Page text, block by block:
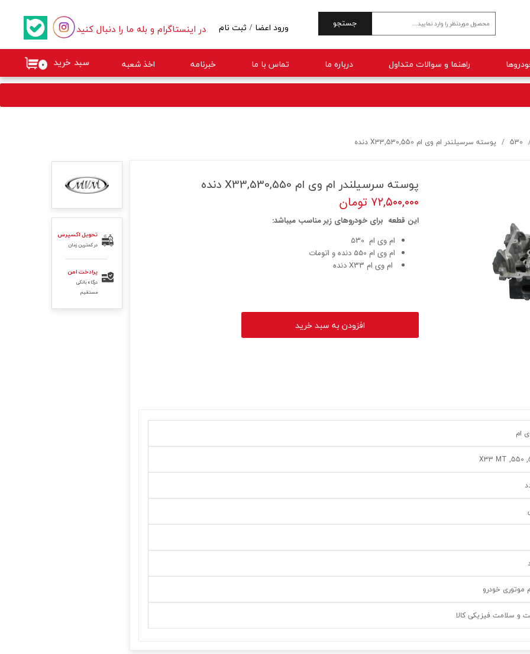
جستجو
راهنما و سوالات متداول درباره ما تماس با ما خبرنامه اخذ شعبه ۰ سبد خرید
در اینستاگرام و بله ما را دنبال کنید ورود اعضا / ثبت نام
تغییر گذر واژه
530 پوسته سرسیلندر ام وی ام 530,550,X33 دنده
پوسته سرسیلندر ام وی ام 530,550,X33 دنده
۷۲,۵۰۰,۰۰۰ تومان
این قطعه برای خودروهای زیر مناسب میباشد:
ام وی ام 530
ام وی ام 550 دنده و اتومات
ام وی ام X33 دنده
افزودن به سبد خرید
ام
موتوری خودرو
و سلامت فیزیکی کالا
تحویل اکسپرس
در کمترین زمان
پرادخت امن
درگاه بانکی
مستقیم